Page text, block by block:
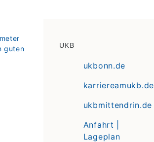
guten
UKB
ukbonn.de
karriereamukb.de
ukbmittendrin.de
Anfahrt |
Lageplan